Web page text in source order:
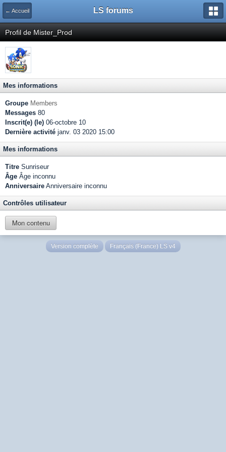
← Accueil LS forums
Profil de Mister_Prod
Mes informations
Groupe Members
Messages 80
Inscrit(e) (le) 06-octobre 10
Dernière activité janv. 03 2020 15:00
Mes informations
Titre Sunriseur
Âge Âge inconnu
Anniversaire Anniversaire inconnu
Contrôles utilisateur
Mon contenu
Version complète Français (France) LS v4